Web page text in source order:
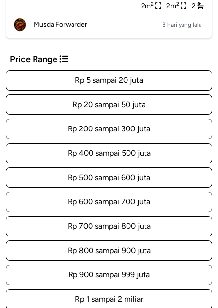
2m2 2m2 2
Musda Forwarder 3 hari yang lalu
Price Range
Rp 5 sampai 20 juta
Rp 20 sampai 50 juta
Rp 200 sampai 300 juta
Rp 400 sampai 500 juta
Rp 500 sampai 600 juta
Rp 600 sampai 700 juta
Rp 700 sampai 800 juta
Rp 800 sampai 900 juta
Rp 900 sampai 999 juta
Rp 1 sampai 2 miliar